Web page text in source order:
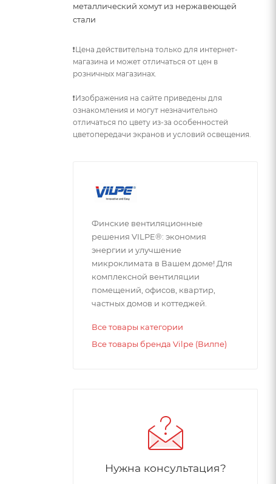
металлический хомут из нержавеющей
стали
❗Цена действительна только для интернет-
магазина и может отличаться от цен в
розничных магазинах.
❗Изображения на сайте приведены для
ознакомления и могут незначительно
отличаться по цвету из-за особенностей
цветопередачи экранов и условий освещения.
Финские вентиляционные
решения VILPE®: экономия
энергии и улучшение
микроклимата в Вашем доме! Для
комплексной вентиляции
помещений, офисов, квартир,
частных домов и коттеджей.
Все товары категории
Все товары бренда Vilpe (Вилпе)
Нужна консультация?